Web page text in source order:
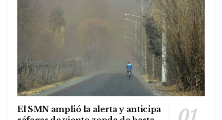
El SMN amplió la alerta y anticipa